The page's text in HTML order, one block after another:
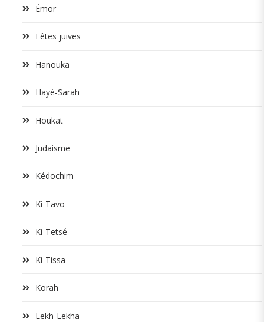
Émor
Fêtes juives
Hanouka
Hayé-Sarah
Houkat
Judaisme
Kédochim
Ki-Tavo
Ki-Tetsé
Ki-Tissa
Korah
Lekh-Lekha